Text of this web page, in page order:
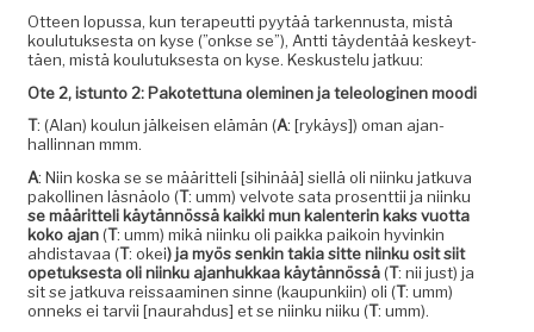
Otteen lopus­sa, kun ter­apeut­ti pyytää tarken­nus­ta, mis­tä
koulu­tuk­ses­ta on kyse (”onkse se”), Antti täy­den­tää keskeyt­
täen, mis­tä koulu­tuk­ses­ta on kyse. Keskustelu jatkuu:
Ote 2, istun­to 2: Pakotet­tuna olem­i­nen ja tele­ologi­nen moodi
T: (Alan) koulun jälkeisen elämän (A: [rykäys]) oman ajan­
hallinnan mmm.
A: Niin kos­ka se se määrit­teli [sihinää] siel­lä oli niinku jatku­va
pakolli­nen läs­näo­lo (T: umm) velvote sata pros­ent­tii ja niinku
se määrit­teli käytän­nössä kaik­ki mun kalen­terin kaks vuot­ta
koko ajan(T: umm) mikä niinku oli paik­ka paikoin hyvinkin
ahdis­tavaa (T: okei) ja myös senkin takia sitte niinku osit siit
opetuk­ses­ta oli niinku ajan­hukkaa käytän­nössä(T: nii just) ja
sit se jatku­va reis­saami­nen sinne (kaupunki­in) oli (T: umm)
onneks ei tarvii [nau­rah­dus] et se niinku niiku (T: umm).